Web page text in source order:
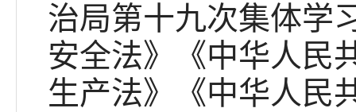
治局第十九次集体学
安全法》《中华人民
生产法》《中华人民